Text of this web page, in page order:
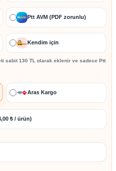
Ptt AVM (PDF zorunlu)
Kendim için
sabit 130 TL olarak eklenir ve sadece Ptt
Aras Kargo
₺ / ürün)